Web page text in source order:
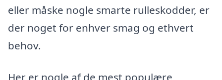
eller måske nogle smarte rulleskodder, er
der noget for enhver smag og ethvert
behov.
Her er nogle af de mest populære